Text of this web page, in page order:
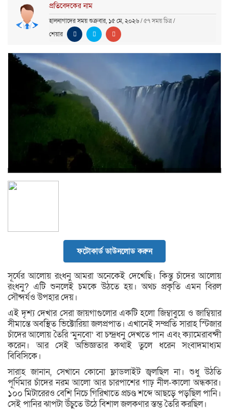
প্রতিবেদকের নাম
হালনাগাদের সময় শুক্রবার, ১৫ মে, ২০২৬/৫৭ সময় চিত্র/
শেয়ার
ফটোকার্ড ডাউনলোড করুন
সূর্যের আলোয় রংধনু আমরা অনেকেই দেখেছি। কিন্তু চাঁদের আলোয়
রংধনু? এটি শুনলেই চমকে উঠতে হয়। অথচ প্রকৃতি এমন বিরল
সৌন্দর্যও উপহার দেয়।
এই দৃশ্য দেখার সেরা জায়গাগুলোর একটি হলো জিম্বাবুয়ে ও জাম্বিয়ার
সীমান্তে অবস্থিত ভিক্টোরিয়া জলপ্রপাত। এখানেই সম্প্রতি সারাহ স্টিজার
চাঁদের আলোয় তৈরি ‘মুনবো’ বা চন্দ্রধনু দেখতে পান এবং ক্যামেরাবন্দী
করেন। আর সেই অভিজ্ঞতার কথাই তুলে ধরেন সংবাদমাধ্যম
বিবিসিকে।
সারাহ জানান, সেখানে কোনো ফ্লাডলাইট জ্বলছিল না। শুধু উঠতি
পূর্ণিমার চাঁদের নরম আলো আর চারপাশের গাঢ় নীল-কালো অন্ধকার।
১০০ মিটারেরও বেশি নিচে গিরিখাতে প্রচণ্ড শব্দে আছড়ে পড়ছিল পানি।
সেই পানির ঝাপটা উঁচুতে উঠে বিশাল জলকণার স্তম্ভ তৈরি করছিল।